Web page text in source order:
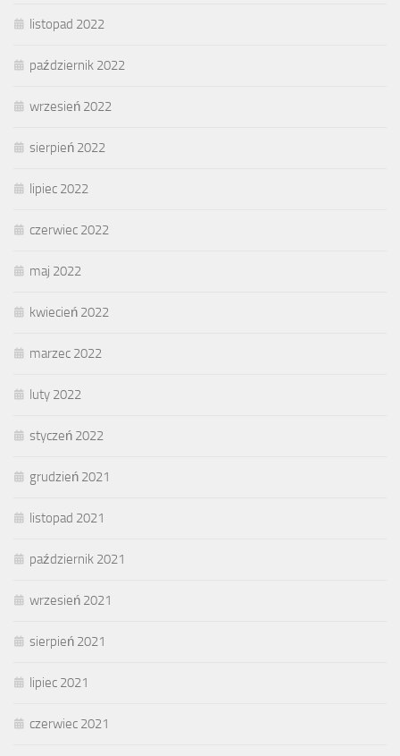
listopad 2022
październik 2022
wrzesień 2022
sierpień 2022
lipiec 2022
czerwiec 2022
maj 2022
kwiecień 2022
marzec 2022
luty 2022
styczeń 2022
grudzień 2021
listopad 2021
październik 2021
wrzesień 2021
sierpień 2021
lipiec 2021
czerwiec 2021